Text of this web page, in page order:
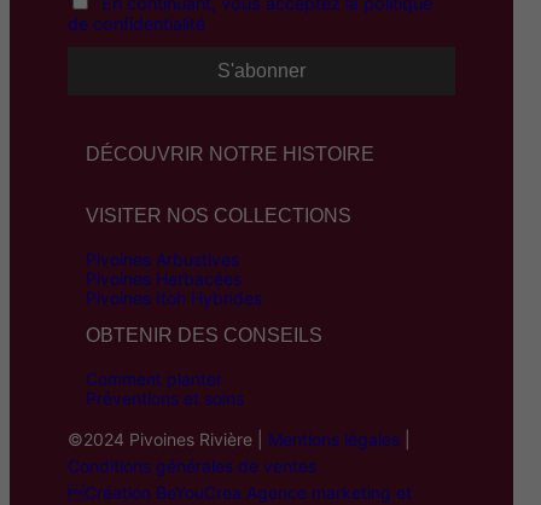
de confidentialité
DÉCOUVRIR NOTRE HISTOIRE
VISITER NOS COLLECTIONS
Pivoines Arbustives
Pivoines Herbacées
Pivoines Itoh Hybrides
OBTENIR DES CONSEILS
Comment planter
Préventions et soins
©2024 Pivoines Rivière | Mentions légales
Conditions générales de ventes
Création BeYouCrea Agence marketing et